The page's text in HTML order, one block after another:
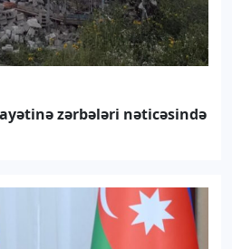
zərbələri nəticəsində